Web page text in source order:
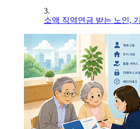
3.
소액 직역연금 받는 노인,